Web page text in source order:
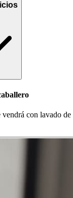
vendrá con lavado